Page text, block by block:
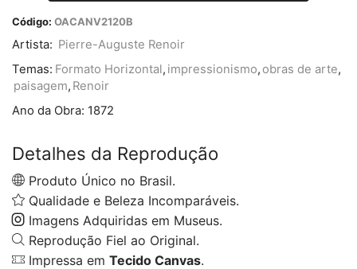
Código: OACANV2120B
Artista: Pierre-Auguste Renoir
Temas: Formato Horizontal, impressionismo, obras de arte,
paisagem, Renoir
Ano da Obra: 1872
Detalhes da Reprodução
Produto Único no Brasil.
Qualidade e Beleza Incomparáveis.
Imagens Adquiridas em Museus.
Reprodução Fiel ao Original.
Impressa em Tecido Canvas.